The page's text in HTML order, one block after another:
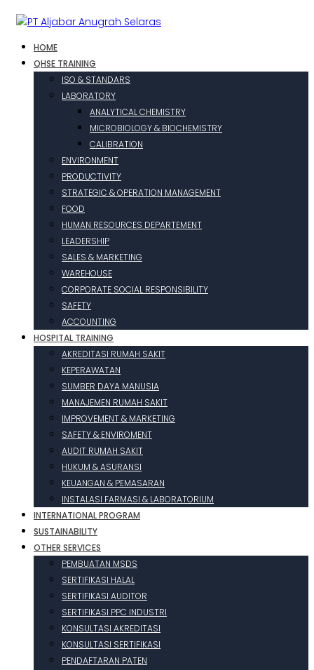
HOME
QHSE TRAINING
ISO & STANDARS
LABORATORY
ANALYTICAL CHEMISTRY
MICROBIOLOGY & BIOCHEMISTRY
CALIBRATION
ENVIRONMENT
PRODUCTIVITY
STRATEGIC & OPERATION MANAGEMENT
FOOD
HUMAN RESOURCES DEPARTEMENT
LEADERSHIP
SALES & MARKETING
WAREHOUSE
CORPORATE SOCIAL RESPONSIBILITY
SAFETY
ACCOUNTING
HOSPITAL TRAINING
AKREDITASI RUMAH SAKIT
KEPERAWATAN
SUMBER DAYA MANUSIA
MANAJEMEN RUMAH SAKIT
IMPROVEMENT & MARKETING
SAFETY & ENVIROMENT
AUDIT RUMAH SAKIT
HUKUM & ASURANSI
KEUANGAN & PEMASARAN
INSTALASI FARMASI & LABORATORIUM
INTERNATIONAL PROGRAM
SUSTAINABILITY
OTHER SERVICES
PEMBUATAN MSDS
SERTIFIKASI HALAL
SERTIFIKASI AUDITOR
SERTIFIKASI PPC INDUSTRI
KONSULTASI AKREDITASI
KONSULTASI SERTIFIKASI
PENDAFTARAN PATEN